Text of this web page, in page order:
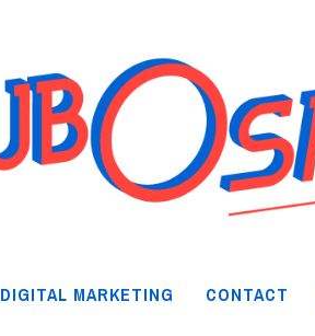
DIGITAL MARKETING CONTACT